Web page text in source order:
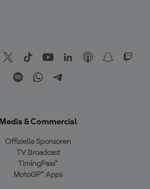
Media & Commercial
Offizielle Sponsoren
TV Broadcast
TimingPass™
MotoGP™ Apps